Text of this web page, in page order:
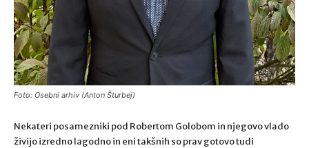
Foto: Osebni arhiv (Anton Šturbej)
Nekateri posamezniki pod Robertom Golobom in njegovo vlado
živijo izredno lagodno in eni takšnih so prav gotovo tudi